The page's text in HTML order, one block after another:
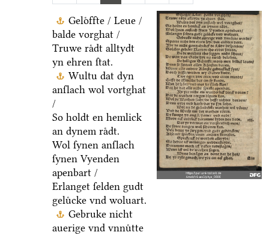
Geloͤffte / Leue /
balde vorghat /
Truwe raͤdt alltydt
yn ehren ſtat.
Wultu dat dyn
anſlach wol vortghat
/
So holdt en hemlick
an dynem raͤdt.
Wol ſynen anſlach
ſynen Vyenden
apenbart /
Erlanget ſelden gudt
geluͤcke vnd woluart.
Gebruke nicht
auerige vnd vnnuͤtte